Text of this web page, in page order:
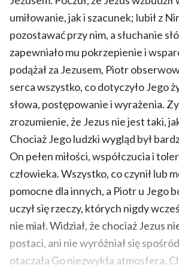
umiłowanie, jak i szacunek; lubił z
pozostawać przy nim, a słuchanie
zapewniało mu pokrzepienie i
podążał za Jezusem, Piotr
serca wszystko, co dotyczyło Jego
słowa, postępowanie i wyrażenia.
zrozumienie, że Jezus nie jest taki,
Chociaż Jego ludzki wygląd był
On pełen miłości, współczucia i
człowieka. Wszystko, co czynił lub
pomocne dla innych, a Piotr u Jego
uczył się rzeczy, których nigdy
nie miał. Widział, że chociaż Jezus
postaci, ani nie wyróżniał się
otaczała Go niezwykła atmosfera.